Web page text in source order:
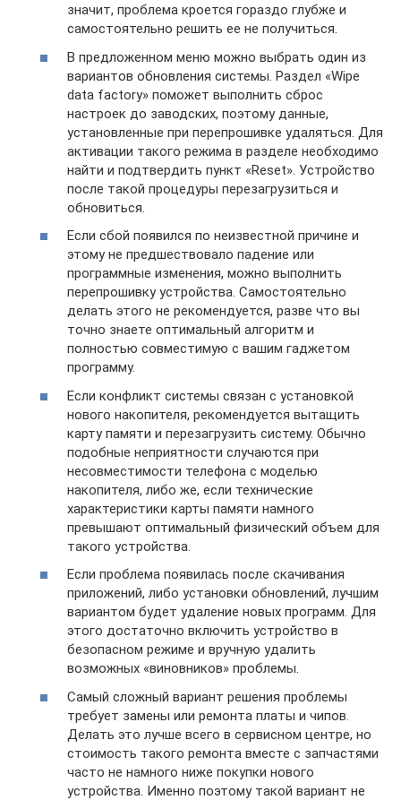
значит, проблема кроется гораздо глубже и
самостоятельно решить ее не получиться.
В предложенном меню можно выбрать один из
вариантов обновления системы. Раздел «Wipe
data factory» поможет выполнить сброс
настроек до заводских, поэтому данные,
установленные при перепрошивке удаляться. Для
активации такого режима в разделе необходимо
найти и подтвердить пункт «Reset». Устройство
после такой процедуры перезагрузиться и
обновиться.
Если сбой появился по неизвестной причине и
этому не предшествовало падение или
программные изменения, можно выполнить
перепрошивку устройства. Самостоятельно
делать этого не рекомендуется, разве что вы
точно знаете оптимальный алгоритм и
полностью совместимую с вашим гаджетом
программу.
Если конфликт системы связан с установкой
нового накопителя, рекомендуется вытащить
карту памяти и перезагрузить систему. Обычно
подобные неприятности случаются при
несовместимости телефона с моделью
накопителя, либо же, если технические
характеристики карты памяти намного
превышают оптимальный физический объем для
такого устройства.
Если проблема появилась после скачивания
приложений, либо установки обновлений, лучшим
вариантом будет удаление новых программ. Для
этого достаточно включить устройство в
безопасном режиме и вручную удалить
возможных «виновников» проблемы.
Самый сложный вариант решения проблемы
требует замены или ремонта платы и чипов.
Делать это лучше всего в сервисном центре, но
стоимость такого ремонта вместе с запчастями
часто не намного ниже покупки нового
устройства. Именно поэтому такой вариант не